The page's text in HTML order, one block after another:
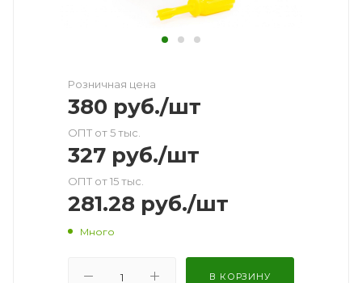
Розничная цена
380 руб./шт
ОПТ от 5 тыс.
327 руб./шт
ОПТ от 15 тыс.
281.28 руб./шт
Много
В КОРЗИНУ